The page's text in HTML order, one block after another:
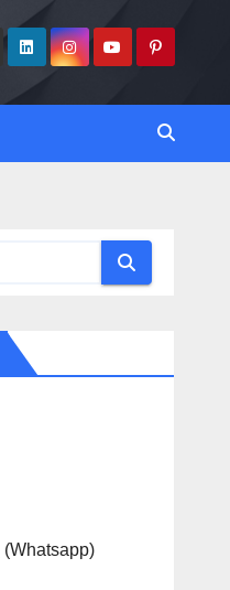
(Whatsapp)